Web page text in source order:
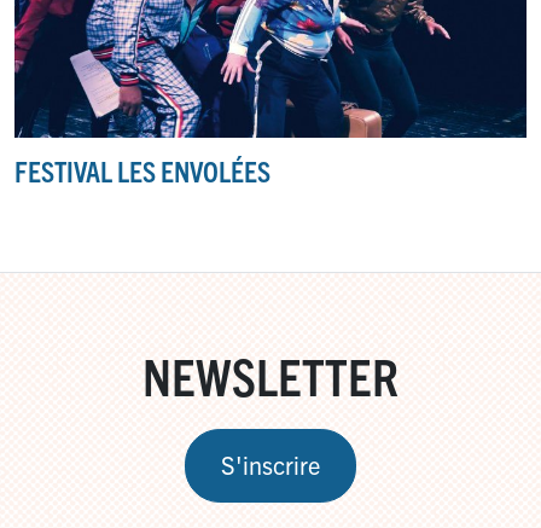
FESTIVAL LES ENVOLÉES
NEWSLETTER
S'inscrire